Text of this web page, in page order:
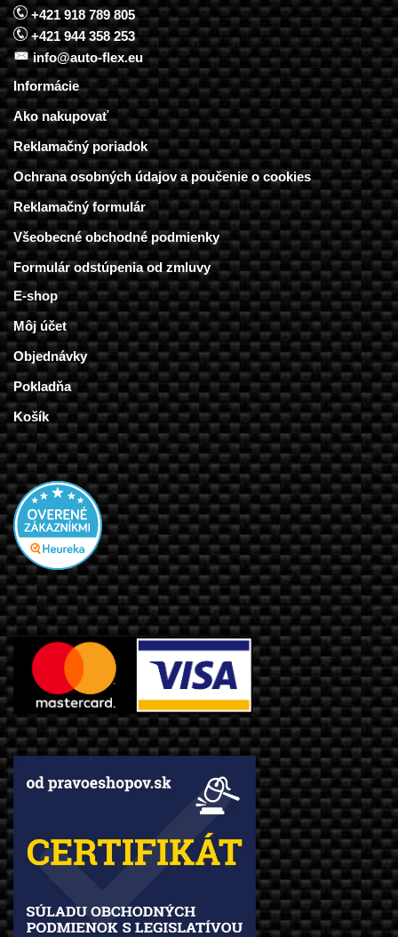
+421 918 789 805
+421 944 358 253
info@auto-flex.eu
Informácie
Ako nakupovať
Reklamačný poriadok
Ochrana osobných údajov a poučenie o cookies
Reklamačný formulár
Všeobecné obchodné podmienky
Formulár odstúpenia od zmluvy
E-shop
Môj účet
Objednávky
Pokladňa
Košík